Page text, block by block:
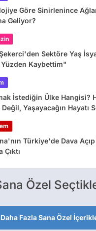
Göre Sinirlenince
Geliyor?
Sektöre Yaş
Yüzden Kaybettim"
İstediğin Ülke Hangisi?
Yaşayacağın Hayatı
Türkiye'de Dava Açıp
Çıktı
Özel
Daha Fazla Sana Özel